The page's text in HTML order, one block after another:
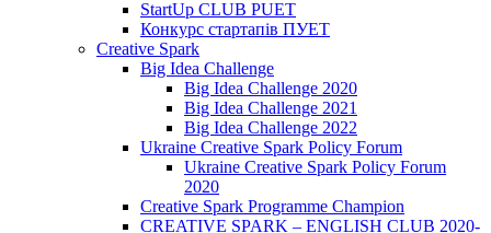
StartUp CLUB PUET
Конкурс стартапів ПУЕТ
Creative Spark
Big Idea Challenge
Big Idea Challenge 2020
Big Idea Challenge 2021
Big Idea Challenge 2022
Ukraine Creative Spark Policy Forum
Ukraine Creative Spark Policy Forum
2020
Creative Spark Programme Champion
CREATIVE SPARK – ENGLISH CLUB 2020-